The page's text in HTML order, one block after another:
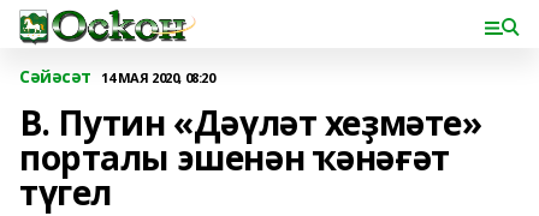
Сәйәсәт 14 МАЯ 2020, 08:20
В. Путин «Дәүләт хеҙмәте»
порталы эшенән ҡәнәғәт
түгел